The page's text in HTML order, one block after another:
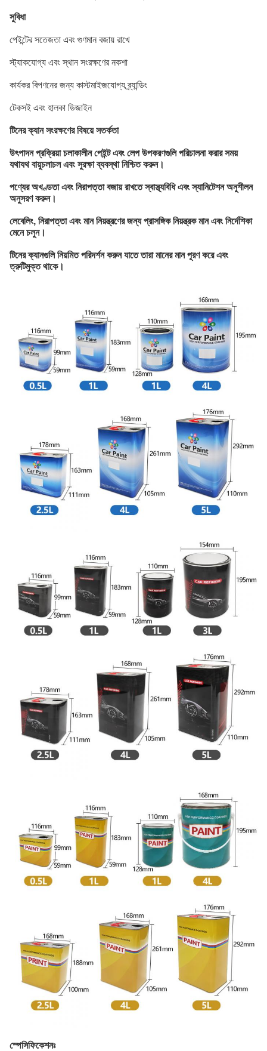
সুবিধা
পেইন্টের সতেজতা এবং গুণমান বজায় রাখে
স্ট্যাকযোগ্য এবং স্থান সংরক্ষণের নকশা
কার্যকর বিপণনের জন্য কাস্টমাইজযোগ্য ব্র্যান্ডিং
টেকসই এবং হালকা ডিজাইন
টিনের ক্যান সংরক্ষণের বিষয়ে সতর্কতা
উৎপাদন প্রক্রিয়া চলাকালীন পেইন্ট এবং লেপ উপকরণগুলি পরিচালনা করার সময়
যথাযথ বায়ুচলাচল এবং সুরক্ষা ব্যবস্থা নিশ্চিত করুন।
পণ্যের অখণ্ডতা এবং নিরাপত্তা বজায় রাখতে স্বাস্থ্যবিধি এবং স্যানিটেশন অনুশীলন
অনুসরণ করুন।
লেবেলিং, নিরাপত্তা এবং মান নিয়ন্ত্রণের জন্য প্রাসঙ্গিক নিয়ন্ত্রক মান এবং নির্দেশিকা
মেনে চলুন।
টিনের ক্যানগুলি নিয়মিত পরিদর্শন করুন যাতে তারা মানের মান পূরণ করে এবং
ত্রুটিমুক্ত থাকে।
স্পেসিফিকেশনঃ